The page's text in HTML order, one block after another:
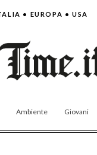
• EUROPA • USA
Ambiente Giovani